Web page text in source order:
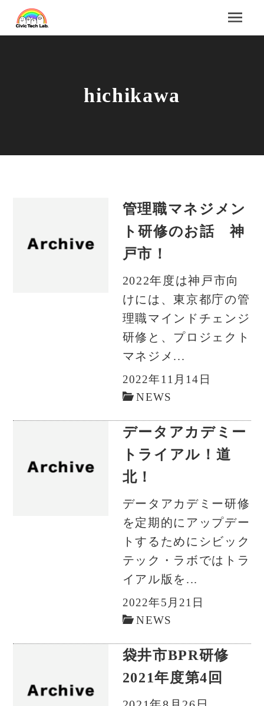
hichikawa
管理職マネジメン
ト研修のお話 神
戸市！
2022年度は神戸市向
けには、東京都庁の管
理職マインドチェンジ
研修と、プロジェクト
マネジメ...
2022年11月14日
NEWS
データアカデミー
トライアル！道
北！
データアカデミー研修
を定期的にアップデー
トするためにシビック
テック・ラボではトラ
イアル版を...
2022年5月21日
NEWS
袋井市BPR研修
2021年度第4回